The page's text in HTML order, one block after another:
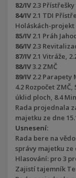
82/IV2.3 Přístřešky
84/IV2.1 TDI
Holáskách-projekt
85/IV2.1 Práh
86/IV2.3
87/IV2.1 Vitráže,
88/IV3.2 ZMČ
89/IV2.2 Parapety
4.2 Rozpočet
úklid ploch, 8.4
Rada projednala
majetku ze dne
Usnesení:
Rada bere na
správy majetku ze
Hlasování: pro 3
Zajistí tajemník